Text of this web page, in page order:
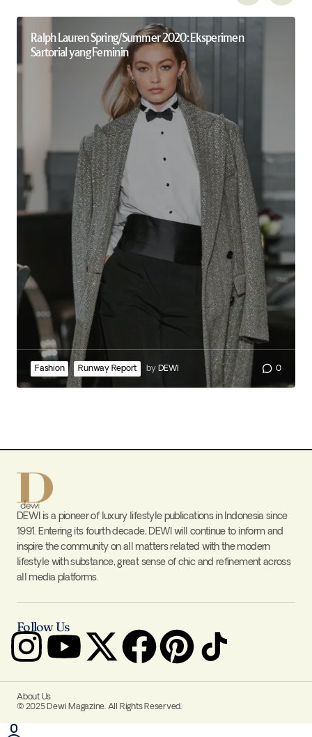
Ralph Lauren Spring/Summer 2020: Eksperimen
Sartorial yang Feminin
Fashion Runway Report by DEWI 0
DEWI is a pioneer of luxury lifestyle publications in Indonesia since
1991. Entering its fourth decade, DEWI will continue to inform and
inspire the community on all matters related with the modern
lifestyle with substance, great sense of chic and refinement across
all media platforms.
Follow Us
About Us
© 2025 Dewi Magazine. All Rights Reserved.